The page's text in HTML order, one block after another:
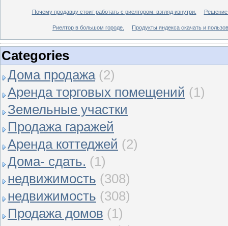
Почему продавцу стоит работать с риелтором: взгляд изнутри.
Риелтор в большом городе. Продукты яндекса скачать и
Categories
Дома продажа (2)
Аренда торговых помещений (1)
Земельные участки
Продажа гаражей
Аренда коттеджей (2)
Дома- сдать. (1)
недвижимость (308)
недвижимость (308)
Продажа домов (1)